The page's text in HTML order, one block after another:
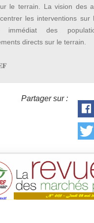
le terrain. La vision des
les interventions sur
immédiat des
directs sur le terrain.
Partager sur :